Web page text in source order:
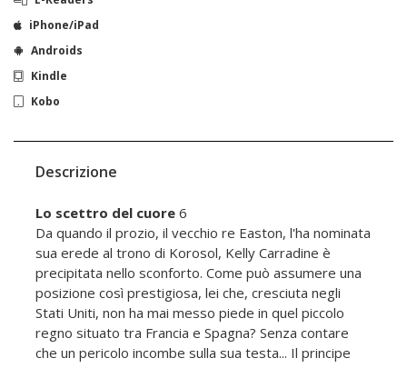
iPhone/iPad
Androids
Kindle
Kobo
Descrizione
Lo scettro del cuore 6
Da quando il prozio, il vecchio re Easton, l'ha nominata
sua erede al trono di Korosol, Kelly Carradine è
precipitata nello sconforto. Come può assumere una
posizione così prestigiosa, lei che, cresciuta negli
Stati Uniti, non ha mai messo piede in quel piccolo
regno situato tra Francia e Spagna? Senza contare
che un pericolo incombe sulla sua testa... Il principe